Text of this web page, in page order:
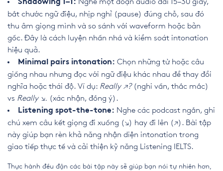
Shadowing 1–1: Nghe một đoạn audio dài 15–30 giây,
bắt chước ngữ điệu, nhịp nghỉ (pause) đúng chỗ, sau đó
thu âm giọng mình và so sánh với waveform hoặc bản
gốc. Đây là cách luyện nhấn nhá và kiểm soát intonation
hiệu quả.
Minimal pairs intonation: Chọn những từ hoặc câu
giống nhau nhưng đọc với ngữ điệu khác nhau để thay đổi
nghĩa hoặc thái độ. Ví dụ: Really ↗?(nghi vấn, thắc mắc)
vs Really ↘. (xác nhận, đồng ý).
Listening spot-the-tone: Nghe các podcast ngắn, ghi
chú xem câu kết giọng đi xuống (↘) hay đi lên (↗). Bài tập
này giúp bạn rèn khả năng nhận diện intonation trong
giao tiếp thực tế và cải thiện kỹ năng Listening IELTS.
Thực hành đều đặn các bài tập này sẽ giúp bạn nói tự nhiên hơn,